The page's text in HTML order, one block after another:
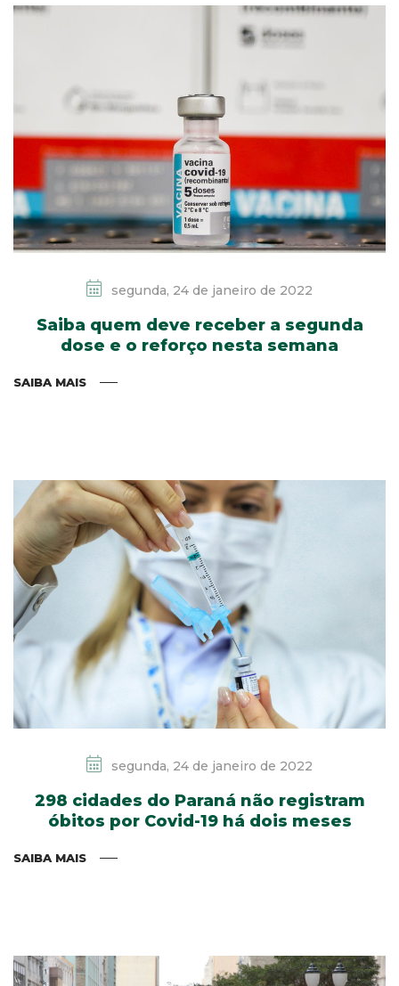
segunda, 24 de janeiro de 2022
Saiba quem deve receber a segunda
dose e o reforço nesta semana
SAIBA MAIS
segunda, 24 de janeiro de 2022
298 cidades do Paraná não registram
óbitos por Covid-19 há dois meses
SAIBA MAIS